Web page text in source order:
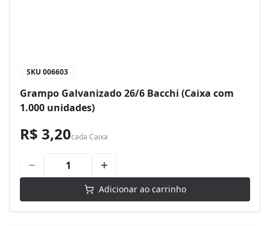
SKU 006603
Grampo Galvanizado 26/6 Bacchi (Caixa com
1.000 unidades)
R$ 3,20cada Caixa
Adicionar ao carrinho